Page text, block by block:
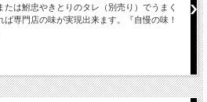
たは鮒忠やきとりのタレ（別売り）でうまく
ば専門店の味が実現出来ます。『自慢の味！